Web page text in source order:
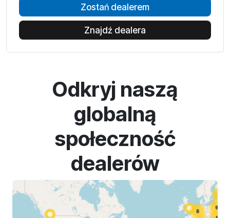
Zostań dealerem
Znajdź dealera
Odkryj naszą
globalną
społeczność
dealerów